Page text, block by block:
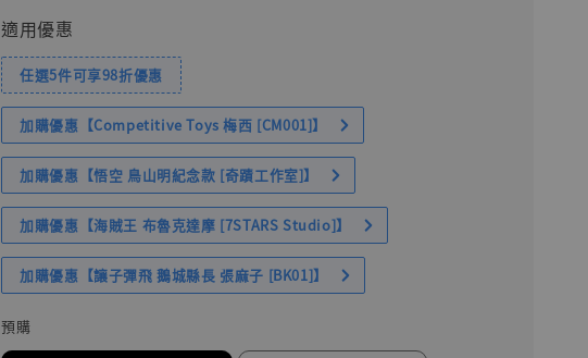
適用優惠
任選5件可享98折優惠
加購優惠【Competitive Toys 梅西 [CM001]】
加購優惠【悟空 鳥山明紀念款 [奇蹟工作室]】
加購優惠【海賊王 布魯克達摩 [7STARS Studio]】
加購優惠【讓子彈飛 鵝城縣長 張麻子 [BK01]】
預購